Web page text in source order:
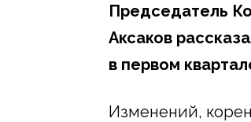
Председатель
Аксаков
в первом
Изменений,